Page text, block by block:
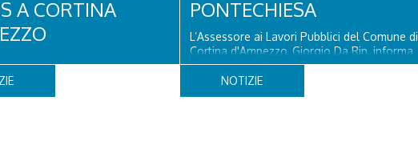
A CORTINA
dopo aver perso la traccia
il sentiero del Col dei Bos.
PONTECHIESA
L’Assessore ai Lavori Pubblici del Comune di
Cortina d'Ampezzo, Giorgio Da Rin, informa
che il Ponte di Pontechiesa, prospiciente
alla Latteria Cortina, è ufficialmente riaperto
al transito a partire da oggi, sabato 8
NOTIZIE